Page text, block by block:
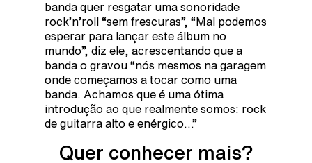
banda quer resgatar uma sonoridade
rock’n’roll “sem frescuras”, “Mal podemos
esperar para lançar este álbum no
mundo”, diz ele, acrescentando que a
banda o gravou “nós mesmos na garagem
onde começamos a tocar como uma
banda. Achamos que é uma ótima
introdução ao que realmente somos: rock
de guitarra alto e enérgico…”
Quer conhecer mais?